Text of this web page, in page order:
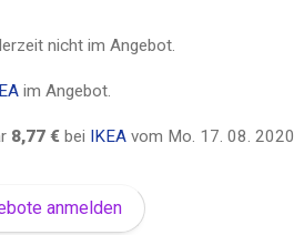
nicht im Angebot.
im Angebot.
8,77 € bei IKEA vom Mo. 17. 08. 2020
anmelden